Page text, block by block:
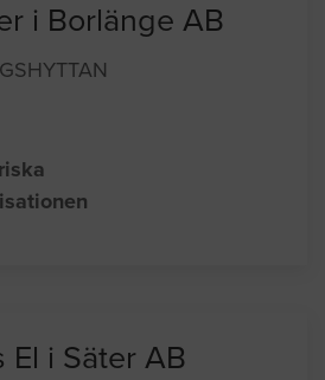
i Borlänge AB
El i Säter AB